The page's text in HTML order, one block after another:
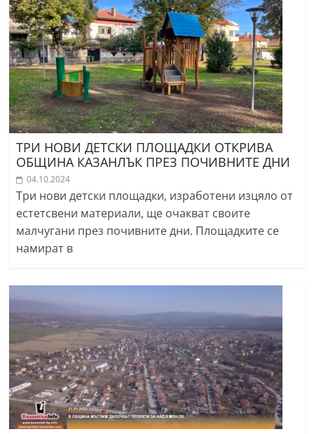
ТРИ НОВИ ДЕТСКИ ПЛОЩАДКИ ОТКРИВА
ОБЩИНА КАЗАНЛЪК ПРЕЗ ПОЧИВНИТЕ ДНИ
04.10.2024
Три нови детски площадки, изработени изцяло от
естетсвени материали, ще очакват своите
малчугани през почивните дни. Площадките се
намират в